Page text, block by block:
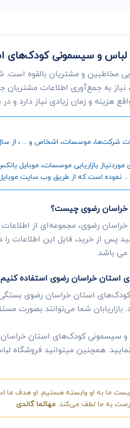
لباس و سیسمونی
مخاطبین و مشتریان بالقوه است.
به جمع‌آوری اطلاعات
هزینه و زمان زیادی نیاز دارد و
بازاریابی موسسات، موبایل بانکس
نموده است که از طریق وب سایت موبایل
خراسان رضوی چیست؟
رضوی، مجموعه‌ای از
پس از خرید، فایل این اطلاعات را
باشد.
استان خراسان رضوی استفاده
استان خراسان رضوی بستگی
شما می‌توانند بصورت
سیسمونی کودک‌های استان خراسان
نمایید. همچنین میتوانید
ما به او وابسته هستیم. او هدف ما
به ما لطف می‌کند. مهاتما گاندی